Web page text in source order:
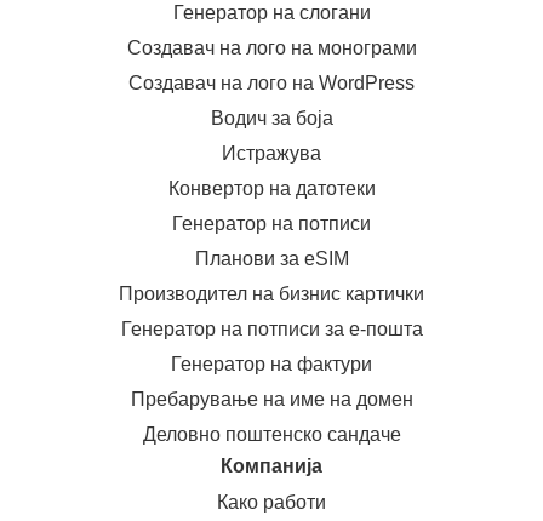
Генератор на слогани
Создавач на лого на монограми
Создавач на лого на WordPress
Водич за боја
Истражува
Конвертор на датотеки
Генератор на потписи
Планови за eSIM
Производител на бизнис картички
Генератор на потписи за е-пошта
Генератор на фактури
Пребарување на име на домен
Деловно поштенско сандаче
Компанија
Како работи